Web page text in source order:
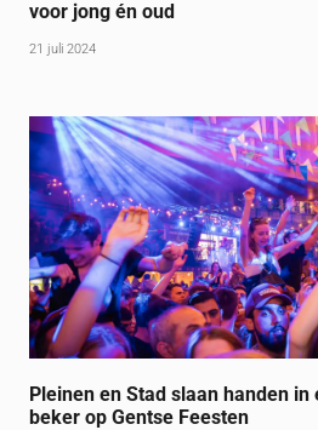
voor jong én oud
21 juli 2024
Pleinen en Stad slaan handen
beker op Gentse Feesten